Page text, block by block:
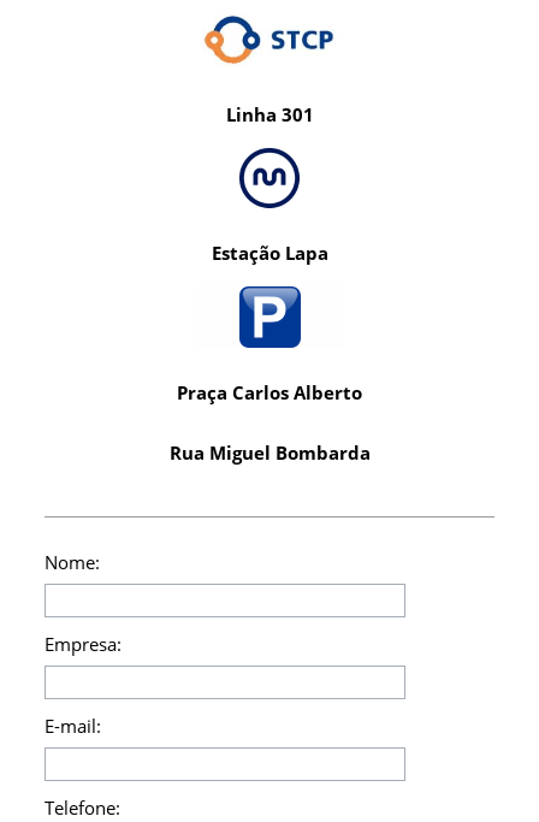
Linha 301
Estação Lapa
Praça Carlos Alberto
Rua Miguel Bombarda
Nome:
Empresa:
E-mail:
Telefone: